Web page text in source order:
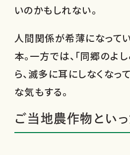
いのかもしれない。
人間関係が希薄になって
本。一方では、「同郷のよ
ら、滅多に耳にしなくなっ
な気もする。
ご当地農作物といっ